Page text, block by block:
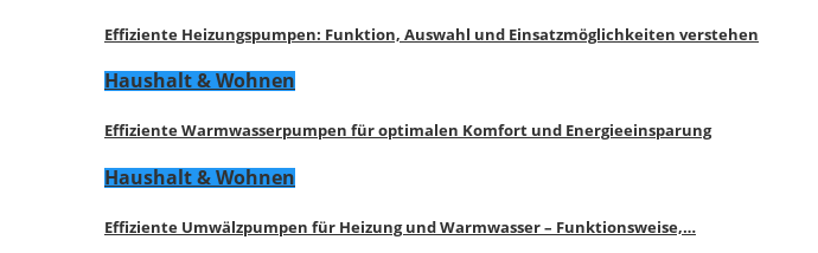
Effiziente Heizungspumpen: Funktion, Auswahl und Einsatzmöglichkeiten verstehen
Haushalt & Wohnen
Effiziente Warmwasserpumpen für optimalen Komfort und Energieeinsparung
Haushalt & Wohnen
Effiziente Umwälzpumpen für Heizung und Warmwasser – Funktionsweise,…